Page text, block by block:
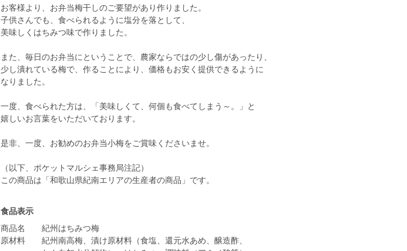
お客様より、お弁当梅干しのご要望があり作りました。
子供さんでも、食べられるように塩分を落として、
美味しくはちみつ味で作りました。
また、毎日のお弁当にということで、農家ならではの少し傷があったり、
少し潰れている梅で、作ることにより、価格もお安く提供できるように
なりました。
一度、食べられた方は、「美味しくて、何個も食べてしまう～。」と
嬉しいお言葉をいただいております。
是非、一度、お勧めのお弁当小梅をご賞味くださいませ。
（以下、ポケットマルシェ事務局注記）
この商品は「和歌山県紀南エリアの生産者の商品」です。
食品表示
商品名 紀州はちみつ梅
原材料 紀州南高梅、漬け原材料（食塩、還元水あめ、醸造酢、